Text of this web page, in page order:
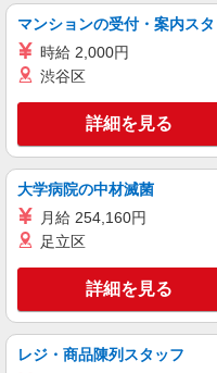
マンションの受付・案内ス
時給 2,000円
渋谷区
詳細を見る
大学病院の中材滅菌
月給 254,160円
足立区
詳細を見る
レジ・商品陳列スタッフ